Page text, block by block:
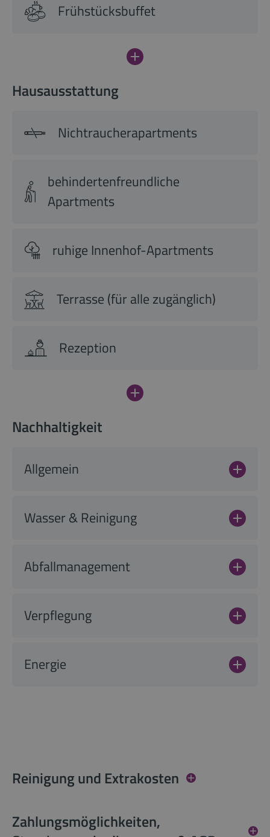
Frühstücksbuffet
Hausausstattung
Nichtraucherapartments
behindertenfreundliche
Apartments
ruhige Innenhof-Apartments
Terrasse (für alle zugänglich)
Rezeption
Nachhaltigkeit
Allgemein
Wasser & Reinigung
Abfallmanagement
Verpflegung
Energie
Reinigung und Extrakosten
Zahlungsmöglichkeiten,